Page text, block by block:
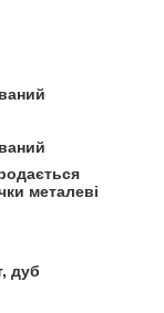
металеві
дуб